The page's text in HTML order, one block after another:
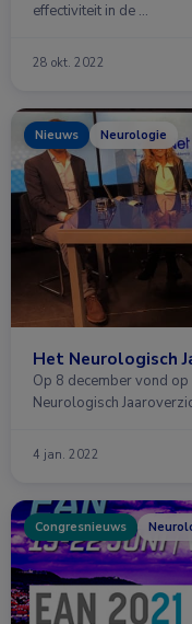
effectiviteit in de …
28 okt. 2022
Nieuws Neurologie
Het Neurologisch
Op 8 december vond
Neurologisch
4 jan. 2022
Congresnieuws